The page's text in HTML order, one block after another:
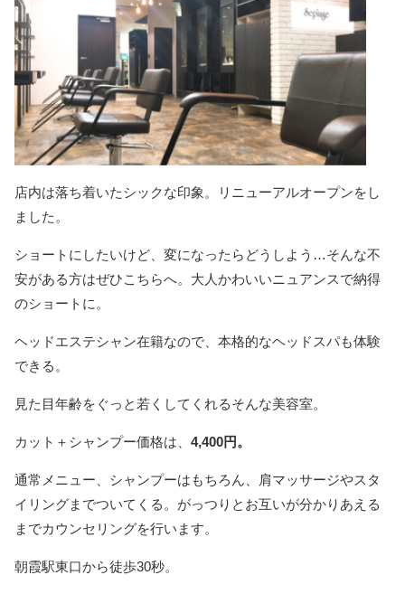
店内は落ち着いたシックな印象。リニューアルオープンをし
ました。
ショートにしたいけど、変になったらどうしよう…そんな不
安がある方はぜひこちらへ。大人かわいいニュアンスで納得
のショートに。
ヘッドエステシャン在籍なので、本格的なヘッドスパも体験
できる。
見た目年齢をぐっと若くしてくれるそんな美容室。
カット＋シャンプー価格は、 4,400円。
通常メニュー、シャンプーはもちろん、肩マッサージやスタ
イリングまでついてくる。がっつりとお互いが分かりあえる
までカウンセリングを行います。
朝霞駅東口から徒歩30秒。